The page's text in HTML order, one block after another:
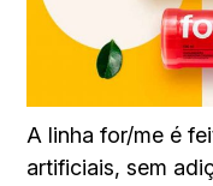
A linha for/me é
artificiais, sem